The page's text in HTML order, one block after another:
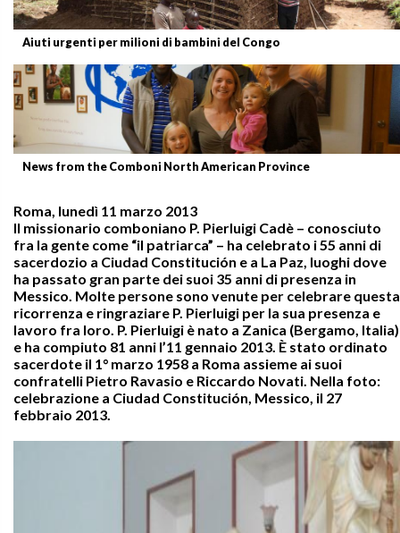
Aiuti urgenti per milioni di bambini del Congo
News from the Comboni North American Province
Roma, lunedì 11 marzo 2013
Il missionario comboniano P. Pierluigi Cadè – conosciuto
fra la gente come “il patriarca” – ha celebrato i 55 anni di
sacerdozio a Ciudad Constitución e a La Paz, luoghi dove
ha passato gran parte dei suoi 35 anni di presenza in
Messico. Molte persone sono venute per celebrare questa
ricorrenza e ringraziare P. Pierluigi per la sua presenza e
lavoro fra loro. P. Pierluigi è nato a Zanica (Bergamo, Italia)
e ha compiuto 81 anni l’11 gennaio 2013. È stato ordinato
sacerdote il 1° marzo 1958 a Roma assieme ai suoi
confratelli Pietro Ravasio e Riccardo Novati. Nella foto:
celebrazione a Ciudad Constitución, Messico, il 27
febbraio 2013.